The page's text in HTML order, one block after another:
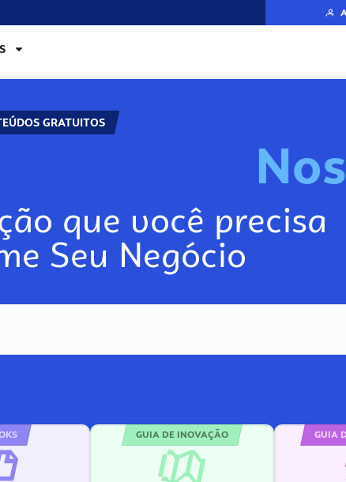
GRATUITOS
Nos
que você precisa
Seu Negócio
GUIA DE INOVAÇÃO GUIA